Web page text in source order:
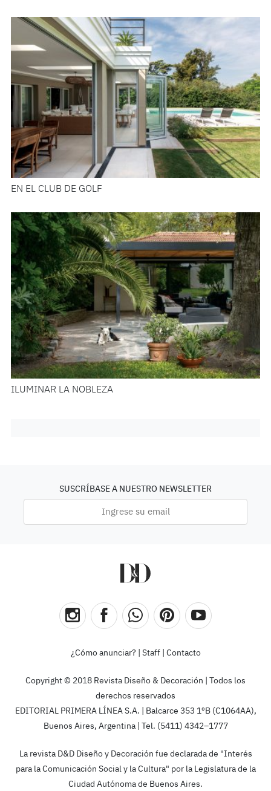
EN EL CLUB DE GOLF
ILUMINAR LA NOBLEZA
SUSCRÍBASE A NUESTRO NEWSLETTER
¿Cómo anunciar? Staff| Contacto
Copyright © 2018 Revista Diseño & Decoración | Todos los
derechos reservados
EDITORIAL PRIMERA LÍNEA S.A. | Balcarce 353 1ºB (C1064AA),
Buenos Aires, Argentina | Tel. (5411) 4342–1777
La revista D&D Diseño y Decoración fue declarada de "Interés
para la Comunicación Social y la Cultura" por la Legislatura de la
Ciudad Autónoma de Buenos Aires.